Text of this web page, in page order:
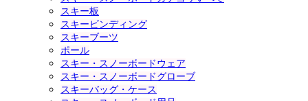
スキー板
スキービンディング
スキーブーツ
ポール
スキー・スノーボードウェア
スキー・スノーボードグローブ
スキーバッグ・ケース